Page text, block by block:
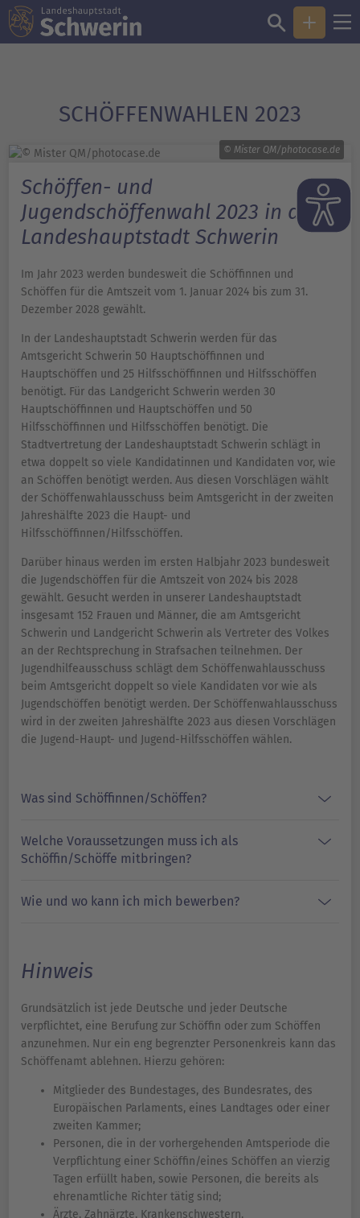
SCHÖFFENWAHLEN 2023
© Mister QM/photocase.de
Schöffen- und
Jugendschöffenwahl 2023 in der
Landeshauptstadt Schwerin
Im Jahr 2023 werden bundesweit die Schöffinnen und
Schöffen für die Amtszeit vom 1. Januar 2024 bis zum 31.
Dezember 2028 gewählt.
In der Landeshauptstadt Schwerin werden für das
Amtsgericht Schwerin 50 Hauptschöffinnen und
Hauptschöffen und 25 Hilfsschöffinnen und Hilfsschöffen
benötigt. Für das Landgericht Schwerin werden 30
Hauptschöffinnen und Hauptschöffen und 50
Hilfsschöffinnen und Hilfsschöffen benötigt. Die
Stadtvertretung der Landeshauptstadt Schwerin schlägt in
etwa doppelt so viele Kandidatinnen und Kandidaten vor, wie
an Schöffen benötigt werden. Aus diesen Vorschlägen wählt
der Schöffenwahlausschuss beim Amtsgericht in der zweiten
Jahreshälfte 2023 die Haupt- und
Hilfsschöffinnen/Hilfsschöffen.
Darüber hinaus werden im ersten Halbjahr 2023 bundesweit
die Jugendschöffen für die Amtszeit von 2024 bis 2028
gewählt. Gesucht werden in unserer Landeshauptstadt
insgesamt 152 Frauen und Männer, die am Amtsgericht
Schwerin und Landgericht Schwerin als Vertreter des Volkes
an der Rechtsprechung in Strafsachen teilnehmen. Der
Jugendhilfeausschuss schlägt dem Schöffenwahlausschuss
beim Amtsgericht doppelt so viele Kandidaten vor wie als
Jugendschöffen benötigt werden. Der Schöffenwahlausschuss
wird in der zweiten Jahreshälfte 2023 aus diesen Vorschlägen
die Jugend-Haupt- und Jugend-Hilfsschöffen wählen.
Was sind Schöffinnen/Schöffen?
Welche Voraussetzungen muss ich als
Schöffin/Schöffe mitbringen?
Wie und wo kann ich mich bewerben?
Hinweis
Grundsätzlich ist jede Deutsche und jeder Deutsche
verpflichtet, eine Berufung zur Schöffin oder zum Schöffen
anzunehmen. Nur ein eng begrenzter Personenkreis kann das
Schöffenamt ablehnen. Hierzu gehören:
Mitglieder des Bundestages, des Bundesrates, des
Europäischen Parlaments, eines Landtages oder einer
zweiten Kammer;
Personen, die in der vorhergehenden Amtsperiode die
Verpflichtung einer Schöffin/eines Schöffen an vierzig
Tagen erfüllt haben, sowie Personen, die bereits als
ehrenamtliche Richter tätig sind;
Ärzte, Zahnärzte, Krankenschwestern,